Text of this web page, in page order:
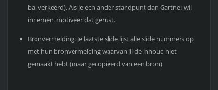
bal verkeerd). Als je een ander standpunt dan Gartner wil
innemen, motiveer dat gerust.
Bronvermelding: Je laatste slide lijst alle slide nummers op
met hun bronvermelding waarvan jij de inhoud niet
gemaakt hebt (maar gecopiëerd van een bron).